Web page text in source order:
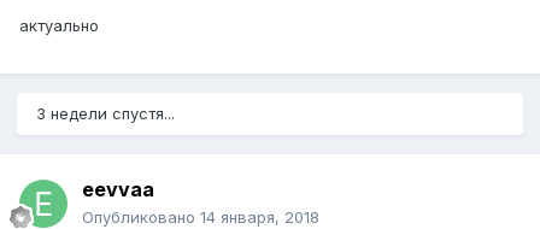
актуально
3 недели спустя...
eevvaa
Опубликовано 14 января, 2018